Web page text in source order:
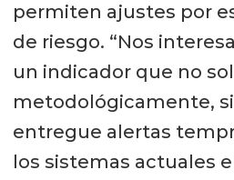
permiten ajustes por
de riesgo. “Nos
un indicador que no
metodológicamente,
entregue alertas
los sistemas actuales